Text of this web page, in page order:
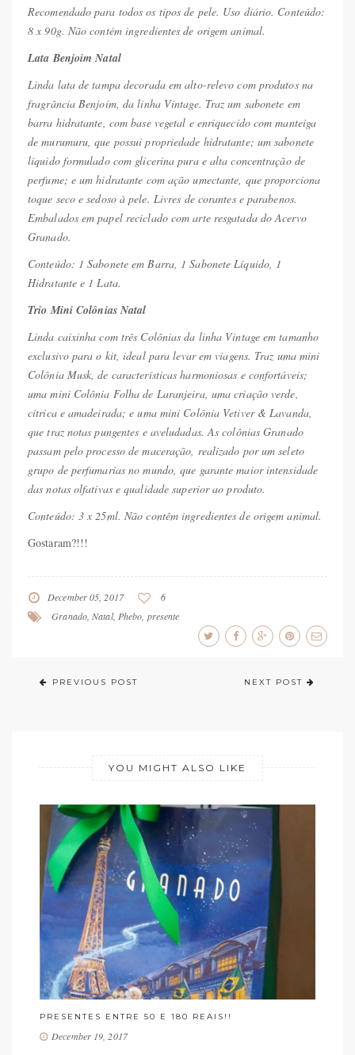
Recomendado para todos os tipos de pele. Uso diário. Conteúdo:
8 x 90g. Não contém ingredientes de origem animal.
Lata Benjoim Natal
Linda lata de tampa decorada em alto-relevo com produtos na
fragrância Benjoim, da linha Vintage. Traz um sabonete em
barra hidratante, com base vegetal e enriquecido com manteiga
de murumuru, que possui propriedade hidratante; um sabonete
líquido formulado com glicerina pura e alta concentração de
perfume; e um hidratante com ação umectante, que proporciona
toque seco e sedoso à pele. Livres de corantes e parabenos.
Embalados em papel reciclado com arte resgatada do Acervo
Granado.
Conteúdo: 1 Sabonete em Barra, 1 Sabonete Líquido, 1
Hidratante e 1 Lata.
Trio Mini Colônias Natal
Linda caixinha com três Colônias da linha Vintage em tamanho
exclusivo para o kit, ideal para levar em viagens. Traz uma mini
Colônia Musk, de características harmoniosas e confortáveis;
uma mini Colônia Folha de Laranjeira, uma criação verde,
cítrica e amadeirada; e uma mini Colônia Vetiver & Lavanda,
que traz notas pungentes e aveludadas. As colônias Granado
passam pelo processo de maceração, realizado por um seleto
grupo de perfumarias no mundo, que garante maior intensidade
das notas olfativas e qualidade superior ao produto.
Conteúdo: 3 x 25ml. Não contêm ingredientes de origem animal.
Gostaram?!!!
December 05, 2017
6
Granado,Natal, Phebo presente
PREVIOUS POST NEXT POST
YOU MIGHT ALSO LIKE